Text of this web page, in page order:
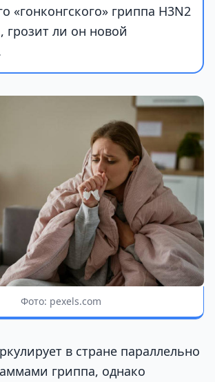
«гонконгского» гриппа H3N2
грозит ли он новой
Фото: pexels.com
в стране параллельно
гриппа, однако